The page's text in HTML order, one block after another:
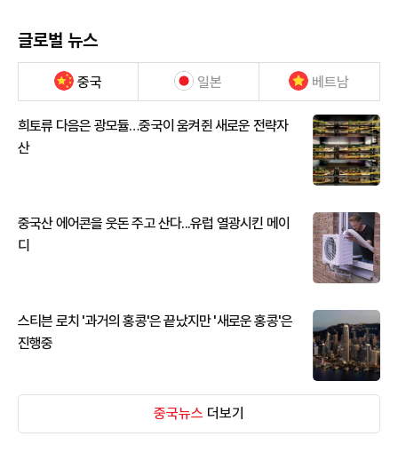
글로벌 뉴스
중국 일본 베트남
희토류 다음은 광모듈…중국이 움켜쥔 새로운 전략자
산
중국산 에어콘을 웃돈 주고 산다...유럽 열광시킨 메이
디
스티븐 로치 '과거의 홍콩'은 끝났지만 '새로운 홍콩'은
진행중
중국뉴스 더보기